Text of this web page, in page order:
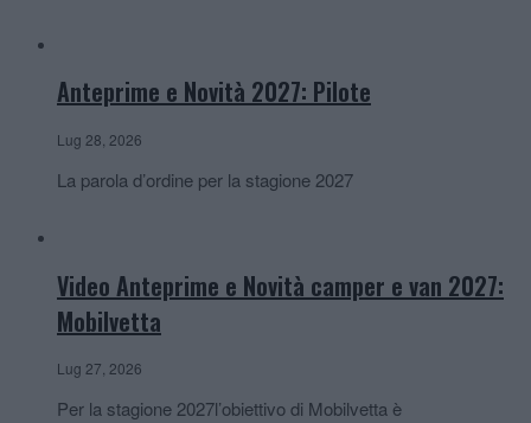
Anteprime e Novità 2027: Pilote
Lug 28, 2026
La parola d’ordine per la stagione 2027
Video Anteprime e Novità camper e van 2027:
Mobilvetta
Lug 27, 2026
Per la stagione 2027l’obiettivo di Mobilvetta è